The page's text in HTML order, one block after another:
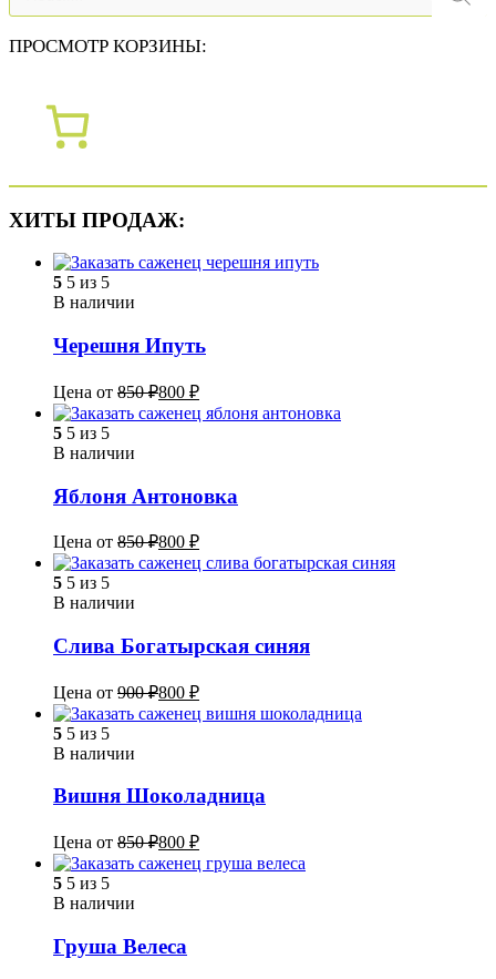
ПРОСМОТР КОРЗИНЫ:
ХИТЫ ПРОДАЖ:
5 5 из 5
В наличии
Черешня Ипуть
Цена от 850₽800 ₽
5 5 из 5
В наличии
Яблоня Антоновка
Цена от 850₽800 ₽
5 5 из 5
В наличии
Слива Богатырская синяя
Цена от 900₽800 ₽
5 5 из 5
В наличии
Вишня Шоколадница
Цена от 850₽800 ₽
5 5 из 5
В наличии
Груша Велеса